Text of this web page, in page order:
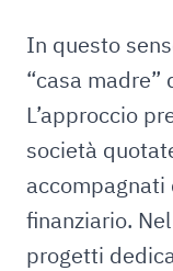
In questo
“casa madre”
L’approccio
società
finanziario.
progetti